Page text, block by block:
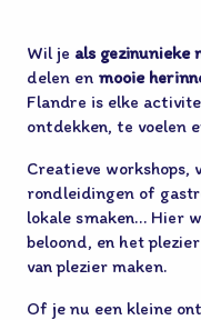
Wil je als gezinunieke
delen en mooie
Flandre is elke
ontdekken, te voelen
Creatieve workshops,
rondleidingen of
lokale smaken… Hier
beloond, en het
van plezier maken.
Of je nu een kleine